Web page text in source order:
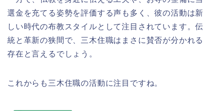
選金を充てる姿勢を評価する声も多く、彼の活動は新
しい時代の布教スタイルとして注目されています。伝
統と革新の狭間で、三木住職はまさに賛否が分かれる
存在と言えるでしょう。
これからも三木住職の活動に注目ですね。